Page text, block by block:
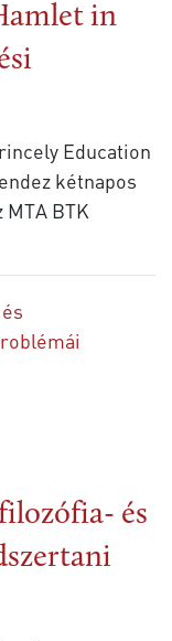
in
Education
kétnapos
BTK
és